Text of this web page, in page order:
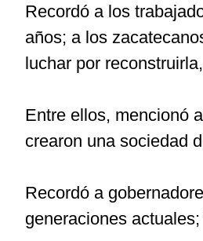
Recordó a los
años; a los
luchar por
Entre ellos, mencionó
crearon una sociedad
Recordó a
generaciones